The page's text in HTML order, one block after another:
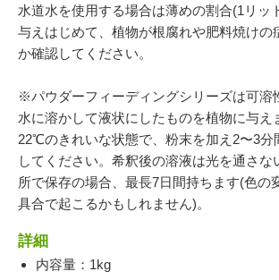
水道水を使用する場合は薄めの割合(1リッ
与えはじめて、植物が根腐れや肥料焼けの
か確認してください。
※パウダーフィーディングシリーズは可溶
水に溶かして液状にしたものを植物に与え
22℃のきれいな状態で、粉末を加え2〜3分
してください。希釈後の溶液は光を通さな
所で保存の場合、最長7日間持ちます(色の
具合で起こるかもしれません)。
詳細
内容量：1kg